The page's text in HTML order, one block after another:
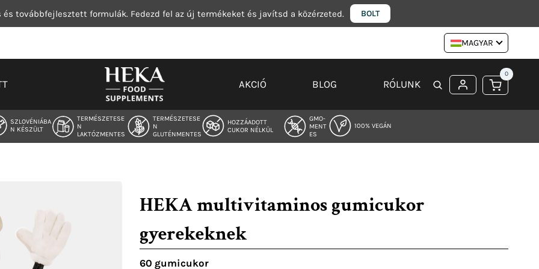
továbbfejlesztett formulák. Fedezd fel az új termékeket és javítsd a közérzeted. BOLT
MAGYAR
AKCIÓ BLOG RÓLUNK
0
SZLOVÉNIÁBA
N KÉSZÜLT
TERMÉSZETESE
N
LAKTÓZMENTES
TERMÉSZETESE
N
GLUTÉNMENTES
HOZZÁADOTT
CUKOR NÉLKÜL
GMO-
MENT
ES
100% VEGÁN
HEKA multivitaminos gumicukor
gyerekeknek
60 gumicukor